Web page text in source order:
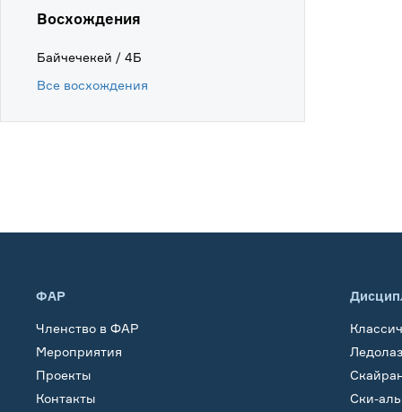
Восхождения
Байчечекей / 4Б
Все восхождения
ФАР
Членство в ФАР
Мероприятия
Проекты
Контакты
Ски-